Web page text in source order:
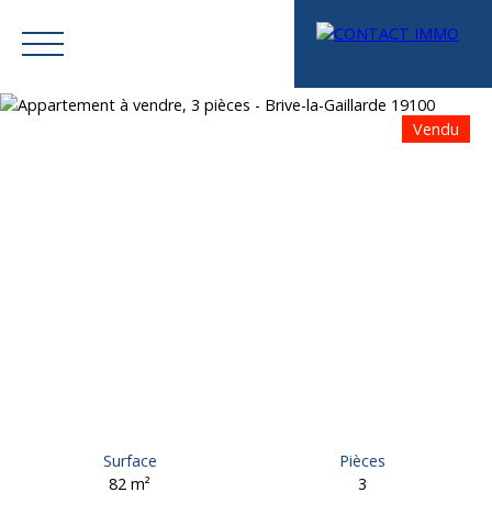
Vendu
Surface
82m²
Pièces
3